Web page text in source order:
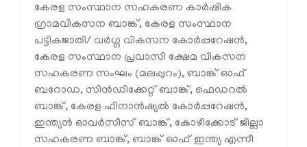
കേരള സംസ്ഥാന സഹകരണ കാര്‍ഷിക
ഗ്രാമവികസന ബാങ്ക്, കേരള സംസ്ഥാന
പട്ടികജാതി/ വര്‍ഗ്ഗ വികസന കോര്‍പ്പറേഷന്‍,
കേരള സംസ്ഥാന പ്രവാസി ക്ഷേമ വികസന
സഹകരണ സംഘം (മലപ്പുറം), ബാങ്ക് ഓഫ്
ബറോഡ, സിന്‍ഡിക്കേറ്റ് ബാങ്ക്, ഫെഡറല്‍
ബാങ്ക്, കേരള ഫിനാന്‍ഷ്യല്‍ കോര്‍പ്പറേഷന്‍,
ഇന്ത്യന്‍ ഓവര്‍സീസ് ബാങ്ക്, കോഴിക്കോട് ജില്ലാ
സഹകരണ ബാങ്ക്, ബാങ്ക് ഓഫ് ഇന്ത്യ എന്നീ